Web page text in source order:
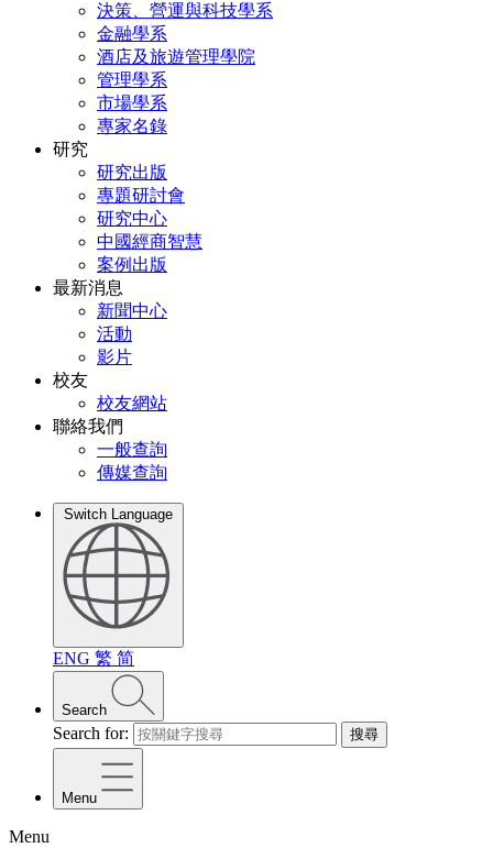
決策、營運與科技學系
金融學系
酒店及旅遊管理學院
管理學系
市場學系
專家名錄
研究
研究出版
專題研討會
研究中心
中國經商智慧
案例出版
最新消息
新聞中心
活動
影片
校友
校友網站
聯絡我們
一般查詢
傳媒查詢
Switch Language
ENG 繁 简
Search
Search for: 搜尋
Menu
Menu